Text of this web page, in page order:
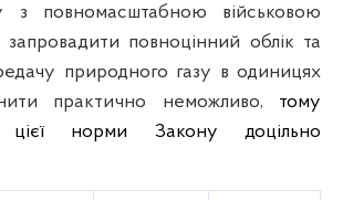
з повномасштабною військовою
запровадити повноцінний облік та
природного газу в одиницях
практично неможливо, тому
цієї норми Закону доцільно